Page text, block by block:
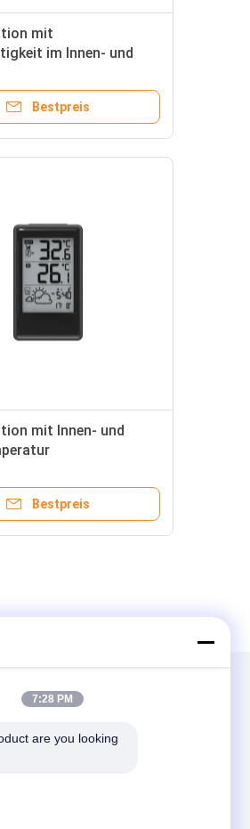
mit
im Innen- und
Bestpreis
mit Innen- und
Bestpreis
Sie uns
7:28 PM
are you looking